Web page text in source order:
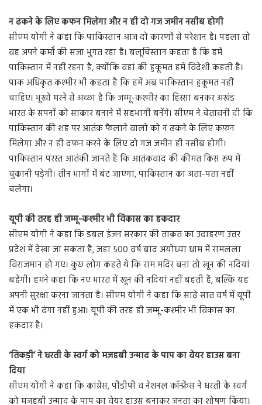
न ढकने के लिए कफन मिलेगा और न ही दो गज जमीन नसीब होगी
सीएम योगी ने कहा कि पाकिस्तान आज दो कारणों से परेशान है। पहला तो
वह अपने कर्मों की सजा भुगत रहा है। बलूचिस्तान कहता है कि हमें
पाकिस्तान में नहीं रहना है, क्योंकि वहां की हुकूमत हमें विदेशी कहती है।
पाक अधिकृत कश्मीर भी कहता है कि हमें अब पाकिस्तान हुकूमत नहीं
चाहिए। भूखों मरने से अच्छा है कि जम्मू-कश्मीर का हिस्सा बनकर अखंड
भारत के सपनों को साकार बनाने में सहभागी बनेंगे। सीएम ने चेतावनी दी कि
पाकिस्तान की शह पर आतंक फैलाने वालों को न ढकने के लिए कफन
मिलेगा और न ही दफन करने के लिए दो गज जमीन ही नसीब होगी।
पाकिस्तान परस्त आतंकी जानते हैं कि आतंकवाद की कीमत किस रूप में
चुकानी पड़ेगी। तीन भागों में बंट जाएगा, पाकिस्तान का अता-पता नहीं
चलेगा।
यूपी की तरह ही जम्मू-कश्मीर भी विकास का हकदार
सीएम योगी ने कहा कि डबल इंजन सरकार की ताकत का उदाहरण उत्तर
प्रदेश में देखा जा सकता है, जहां 500 वर्ष बाद अयोध्या धाम में रामलला
विराजमान हो गए। कुछ लोग कहते थे कि राम मंदिर बना तो खून की नदियां
बहेंगी। हमने कहा कि नए भारत में खून की नदियां नहीं बहती हैं, बल्कि यह
अपनी सुरक्षा करना जानता है। सीएम योगी ने कहा कि साढ़े सात वर्ष में यूपी
में एक भी दंगा नहीं हुआ। यूपी की तरह ही जम्मू-कश्मीर भी विकास का
हकदार है।
‘तिकड़ी’ ने धरती के स्वर्ग को मजहबी उन्माद के पाप का वेयर हाउस बना
दिया
सीएम योगी ने कहा कि कांग्रेस, पीडीपी व नेशनल कॉन्फ्रेंस ने धरती के स्वर्ग
को मजहबी उन्माद के पाप का वेयर हाउस बनाकर जनता का शोषण किया।